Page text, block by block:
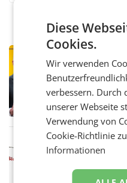
PRIMENEWS
ersten
WIEN Die
ersten
von
einem Plus
MARKETING
Diese
Cookies.
Wir verwenden
verbessern. Durch
unserer Webseite
Verwendung von
Cookie-Richtlinie
Informationen